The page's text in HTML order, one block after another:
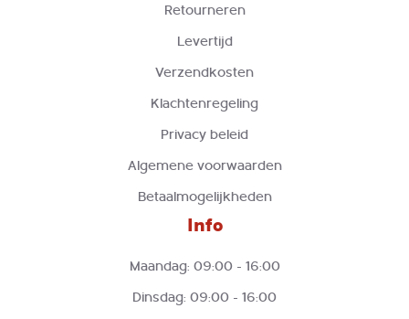
Retourneren
Levertijd
Verzendkosten
Klachtenregeling
Privacy beleid
Algemene voorwaarden
Betaalmogelijkheden
Info
Maandag: 09:00 - 16:00
Dinsdag: 09:00 - 16:00